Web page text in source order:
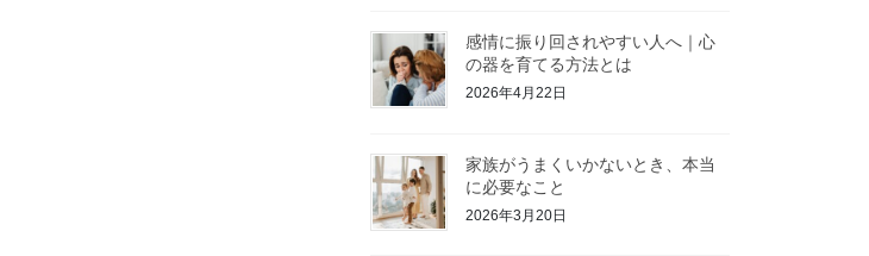
感情に振り回されやすい人へ｜心
の器を育てる方法とは
2026年4月22日
家族がうまくいかないとき、本当
に必要なこと
2026年3月20日